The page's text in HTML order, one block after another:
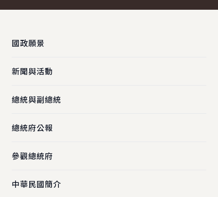
國政願景
新聞與活動
總統與副總統
總統府公報
參觀總統府
中華民國簡介